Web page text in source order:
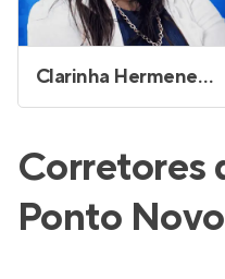
Clarinha Hermenegilda de Jesus
Corretores
Ponto Novo